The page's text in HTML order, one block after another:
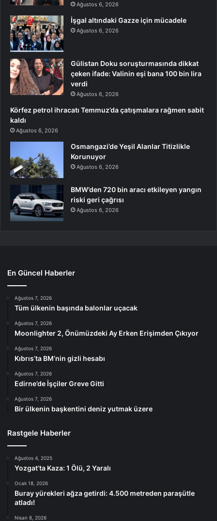
Ağustos 6, 2026
İşgal altındaki Gazze için mücadele
Ağustos 6, 2026
Gülistan Doku soruşturmasında dikkat
çeken ifade: Valinin eşi bana 100 bin lira
verdi
Ağustos 6, 2026
Körfez petrol ihracatı Temmuz’da çatışmalara rağmen sabit
kaldı
Ağustos 6, 2026
Osmangazi’de Yeşil Alanlar Titizlikle
Korunuyor
Ağustos 6, 2026
BMW’den 720 bin aracı etkileyen yangın
riski geri çağrısı
Ağustos 6, 2026
En Güncel Haberler
Ağustos 7, 2026
Tüm ülkenin başında balonlar uçacak
Ağustos 7, 2026
Moonlighter 2, Önümüzdeki Ay Erken Erişimden Çıkıyor
Ağustos 7, 2026
Kıbrıs’ta BM’nin gizli hesabı
Ağustos 7, 2026
Edirne’de İşçiler Greve Gitti
Ağustos 7, 2026
Bir ülkenin başkentini deniz yutmak üzere
Rastgele Haberler
Ağustos 4, 2025
Yozgat’ta Kaza: 1 Ölü, 2 Yaralı
Ocak 18, 2026
Buray yürekleri ağza getirdi: 4.500 metreden paraşütle
atladı!
Nisan 8, 2026